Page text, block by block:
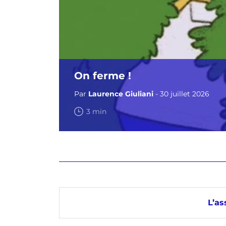
On ferme !
Par Laurence Giuliani - 30 juillet 2026
3 min